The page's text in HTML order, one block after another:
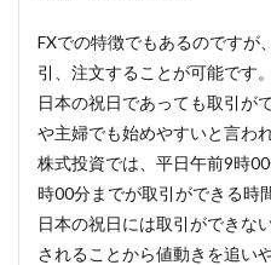
FXでの特徴でもあるのですが
引、注文することが可能です。
日本の祝日であっても取引が
や主婦でも始めやすいと言わ
株式投資では、平日午前9時
時00分までが取引ができる時
日本の祝日には取引ができな
されることから値動きを追い